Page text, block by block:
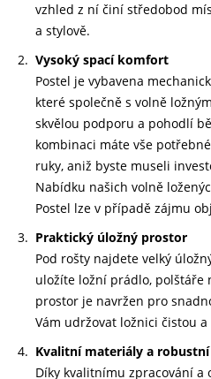
vzhled z ní činí středobod
a stylově.
Vysoký spací komfort
Postel je vybavena
které společně s volně
skvělou podporu a pohodlí
kombinaci máte vše potřebné
ruky, aniž byste museli
Nabídku našich volně
Postel lze v případě zájmu
Praktický úložný prostor
Pod rošty najdete velký
uložíte ložní prádlo, polštáře
prostor je navržen pro
Vám udržovat ložnici čistou a
Kvalitní materiály a
Díky kvalitnímu zpracování a